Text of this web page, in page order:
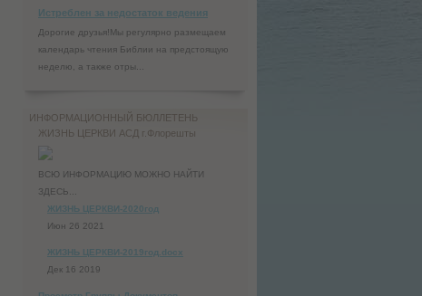
Истреблен за недостаток ведения
Дорогие друзья!Мы регулярно размещаем
календарь чтения Библии на предстоящую
неделю, а также отры...
ИНФОРМАЦИОННЫЙ БЮЛЛЕТЕНЬ
ЖИЗНЬ ЦЕРКВИ АСД г.Флорешты
ВСЮ ИНФОРМАЦИЮ МОЖНО НАЙТИ
ЗДЕСЬ...
ЖИЗНЬ ЦЕРКВИ-2020год
Июн 26 2021
ЖИЗНЬ ЦЕРКВИ-2019год.docx
Дек 16 2019